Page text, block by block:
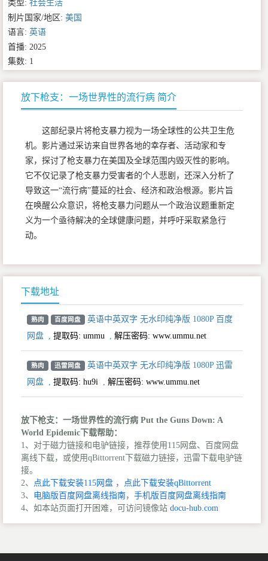
类型: 社会生活
制片国家/地区: 美国
语言: 英语
首播: 2025
集数: 1
放下枪支：一场世界性的流行病 简介
这部纪录片将枪支暴力视为一场全球性的公共卫生危
机。影片通过采访来自世界各地的幸存者、活动家和专
家，探讨了枪支暴力在美国及全球范围内毁灭性的影响。
它不仅记录了枪支暴力受害者的个人悲剧，还深入分析了
导致这一“流行病”蔓延的社会、经济和政治根源。影片旨
在唤醒公众意识，将枪支暴力问题从一个政治议题重新定
义为一个亟待解决的全球健康问题，并呼吁采取紧急行
动。
下载地址
熟肉 百度网盘
英语中英双字 无水印纯净版 1080P 百度
网盘
提取码: ummu 解压密码: www.ummu.net
熟肉 迅雷网盘
英语中英双字 无水印纯净版 1080P 迅雷
网盘
提取码: hu9i 解压密码: www.ummu.net
放下枪支：一场世界性的流行病 Put the Guns Down: A
World Epidemic下载帮助：
1、对于磁力链接和电驴链接，推荐使用115网盘、百度网盘
离线下载，或使用qBittorrent下载磁力链接，迅雷下载电驴链
接。
2、
点此下载安装115网盘 ，
点此下载安装qBittorrent
3、 电脑版百度网盘离线指南， 手机版百度网盘离线指南
4、如本站页面打开困难，可访问镜像站 docu-hub.com